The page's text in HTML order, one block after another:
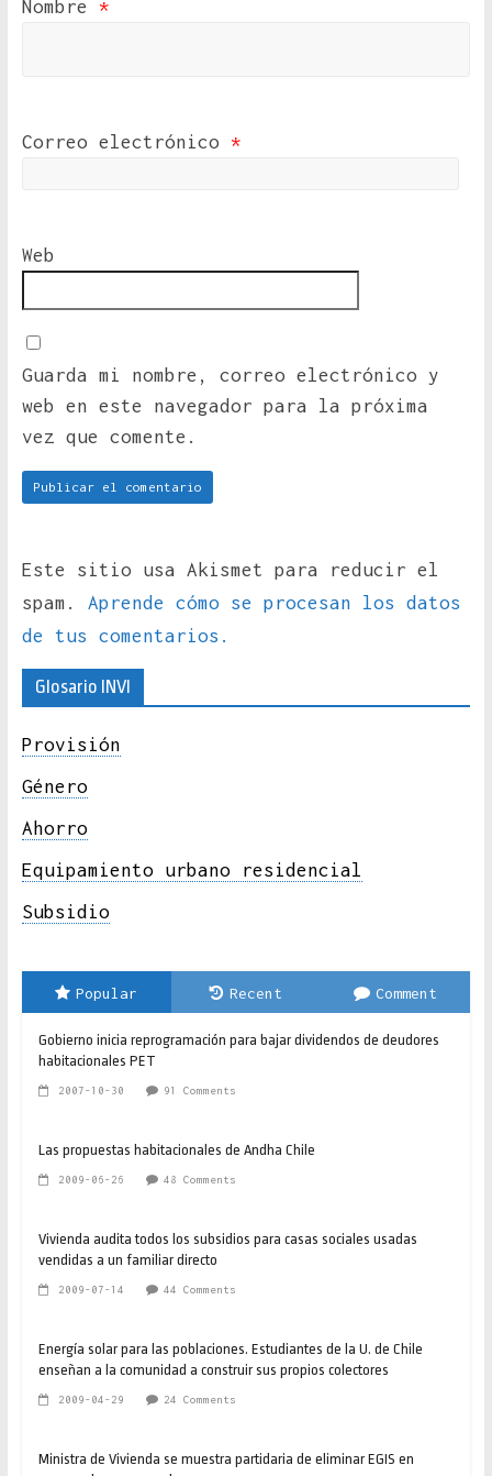
Nombre *
Correo electrónico *
Web
Guarda mi nombre, correo electrónico y
web en este navegador para la próxima
vez que comente.
Este sitio usa Akismet para reducir el
spam. Aprende cómo se procesan los datos
de tus comentarios.
Glosario INVI
Provisión
Género
Ahorro
Equipamiento urbano residencial
Subsidio
Popular Recent Comment
Gobierno inicia reprogramación para bajar dividendos de deudores
habitacionales PET
2007-10-30 91 Comments
Las propuestas habitacionales de Andha Chile
2009-06-26 48 Comments
Vivienda audita todos los subsidios para casas sociales usadas
vendidas a un familiar directo
2009-07-14 44 Comments
Energía solar para las poblaciones. Estudiantes de la U. de Chile
enseñan a la comunidad a construir sus propios colectores
2009-04-29 24 Comments
Ministra de Vivienda se muestra partidaria de eliminar EGIS en